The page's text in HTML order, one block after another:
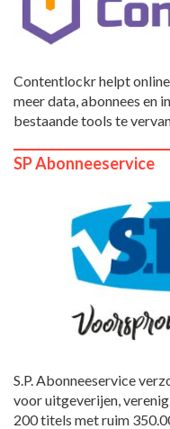
Contentlockr helpt
meer data, abonnees en
bestaande tools te
SP Abonneeservice
S.P. Abonneeservice
voor uitgeverijen,
200 titels met ruim